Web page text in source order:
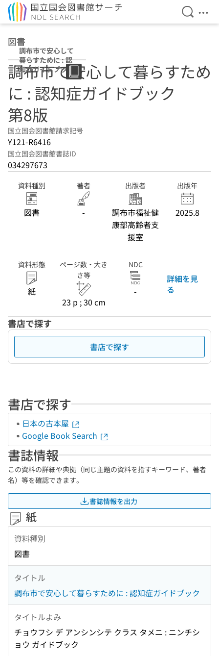
検索を
メ
図書
調布市で安心して
暮らすために : 認
知症ガイドブック
第8版
調布市で安心して暮らすため
に : 認知症ガイドブック
第8版
国立国会図書館請求記号
Y121-R6416
国立国会図書館書誌ID
034297673
資料種別
図書
著者
-
出版者
調布市福祉健
康部高齢者支
援室
出版年
2025.8
資料形態
紙
ページ数・大き
さ等
23 p ; 30 cm
NDC
-
詳細を見
る
書店で探す
書店で探す
書店で探す
日本の古本屋
Google Book Search
書誌情報
この資料の詳細や典拠（同じ主題の資料を指すキーワード、著者
名）等を確認できます。
書誌情報を出力
紙
資料種別
図書
タイトル
調布市で安心して暮らすために : 認知症ガイドブック
タイトルよみ
チョウフシ デ アンシンシテ クラス タメニ : ニンチシ
ョウ ガイドブック